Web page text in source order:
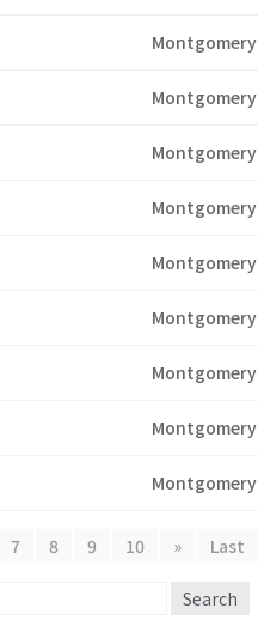
Montgomery
Montgomery
Montgomery
Montgomery
Montgomery
Montgomery
Montgomery
Montgomery
Montgomery
7 8 9 10 » Last
Search